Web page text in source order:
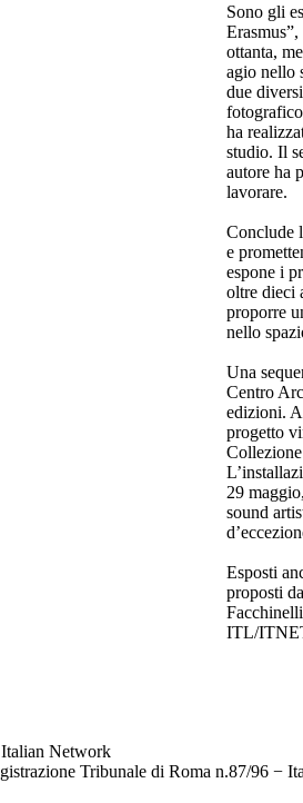
Sono gli
ottanta,
agio nello
due
ha
studio. Il
autore ha
lavorare.
Conclude
e
espone i
oltre dieci
proporre
nello
Una
Centro
edizioni.
progetto
29
sound
Esposti
proposti
ITL/
Network
Tribunale di Roma n.87/96 −